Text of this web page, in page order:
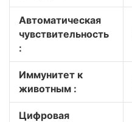
Автоматическая
чувствительность
:
Иммунитет к
животным :
Цифровая